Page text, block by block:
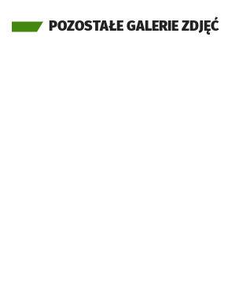
POZOSTAŁE GALERIE ZDJĘĆ